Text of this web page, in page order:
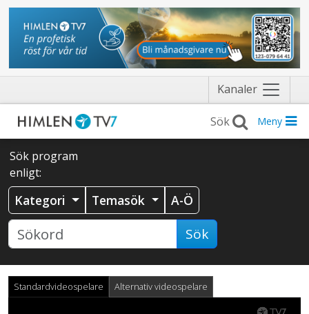
Kanaler Näytä
valikko
Meny
Sök program
enligt:
Kategori Temasök A-Ö
Sök
Standardvideospelare Alternativ videospelare